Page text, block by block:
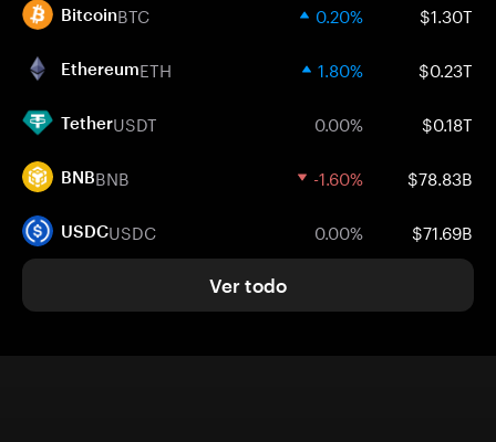
BitcoinBTC 0.20% $1.30T
EthereumETH 1.80% $0.23T
TetherUSDT 0.00% $0.18T
BNBBNB -1.60% $78.83B
USDCUSDC 0.00% $71.69B
Ver todo